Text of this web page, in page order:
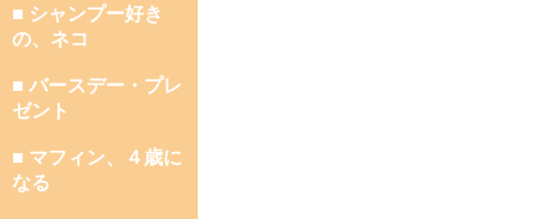
■ シャンプー好き
の、ネコ
■ バースデー・プレ
ゼント
■ マフィン、４歳に
なる